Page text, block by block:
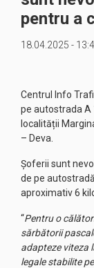
pentru a
18.04.2025 -
Centrul Info
pe autostrada A
localității
– Deva.
Șoferii sunt
de pe
aproximativ 6
“Pentru o
sărbătorii
adapteze viteza
legale stabilite